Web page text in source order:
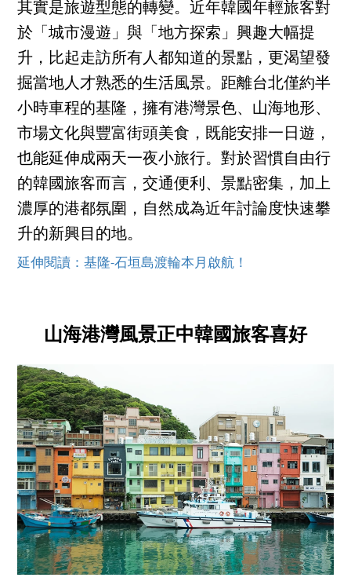
其實是旅遊型態的轉變。近年韓國年輕旅客對
於「城市漫遊」與「地方探索」興趣大幅提
升，比起走訪所有人都知道的景點，更渴望發
掘當地人才熟悉的生活風景。距離台北僅約半
小時車程的基隆，擁有港灣景色、山海地形、
市場文化與豐富街頭美食，既能安排一日遊，
也能延伸成兩天一夜小旅行。對於習慣自由行
的韓國旅客而言，交通便利、景點密集，加上
濃厚的港都氛圍，自然成為近年討論度快速攀
升的新興目的地。
延伸閱讀：基隆-石垣島渡輪本月啟航！
山海港灣風景正中韓國旅客喜好